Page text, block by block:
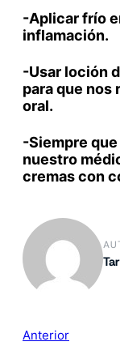
-Aplicar frío
inflamación.
-Usar loción
para que
oral.
-Siempre
nuestro
cremas con
Anterior